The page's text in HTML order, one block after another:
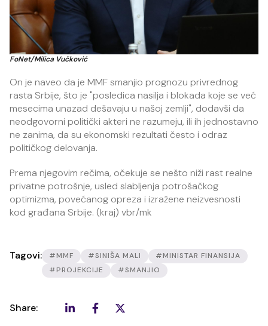
FoNet/Milica Vučković
On je naveo da je MMF smanjio prognozu privrednog
rasta Srbije, što je "posledica nasilja i blokada koje se već
mesecima unazad dešavaju u našoj zemlji", dodavši da
neodgovorni politički akteri ne razumeju, ili ih jednostavno
ne zanima, da su ekonomski rezultati često i odraz
političkog delovanja.
Prema njegovim rečima, očekuje se nešto niži rast realne
privatne potrošnje, usled slabljenja potrošačkog
optimizma, povećanog opreza i izražene neizvesnosti
kod građana Srbije. (kraj) vbr/mk
Tagovi: #MMF #SINIŠA MALI
#MINISTAR FINANSIJA
#PROJEKCIJE
#SMANJIO
Share: